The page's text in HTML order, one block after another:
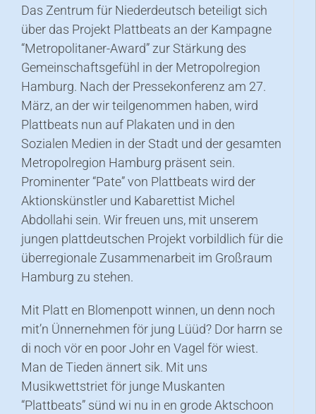
Das Zentrum für Niederdeutsch beteiligt sich
über das Projekt Plattbeats an der Kampagne
“Metropolitaner-Award” zur Stärkung des
Gemeinschaftsgefühl in der Metropolregion
Hamburg. Nach der Pressekonferenz am 27.
März, an der wir teilgenommen haben, wird
Plattbeats nun auf Plakaten und in den
Sozialen Medien in der Stadt und der gesamten
Metropolregion Hamburg präsent sein.
Prominenter “Pate” von Plattbeats wird der
Aktionskünstler und Kabarettist Michel
Abdollahi sein. Wir freuen uns, mit unserem
jungen plattdeutschen Projekt vorbildlich für die
überregionale Zusammenarbeit im Großraum
Hamburg zu stehen.
Mit Platt en Blomenpott winnen, un denn noch
mit’n Ünnernehmen för jung Lüüd? Dor harrn se
di noch vör en poor Johr en Vagel för wiest.
Man de Tieden ännert sik. Mit uns
Musikwettstriet för junge Muskanten
“Plattbeats” sünd wi nu in en grode Aktschoon